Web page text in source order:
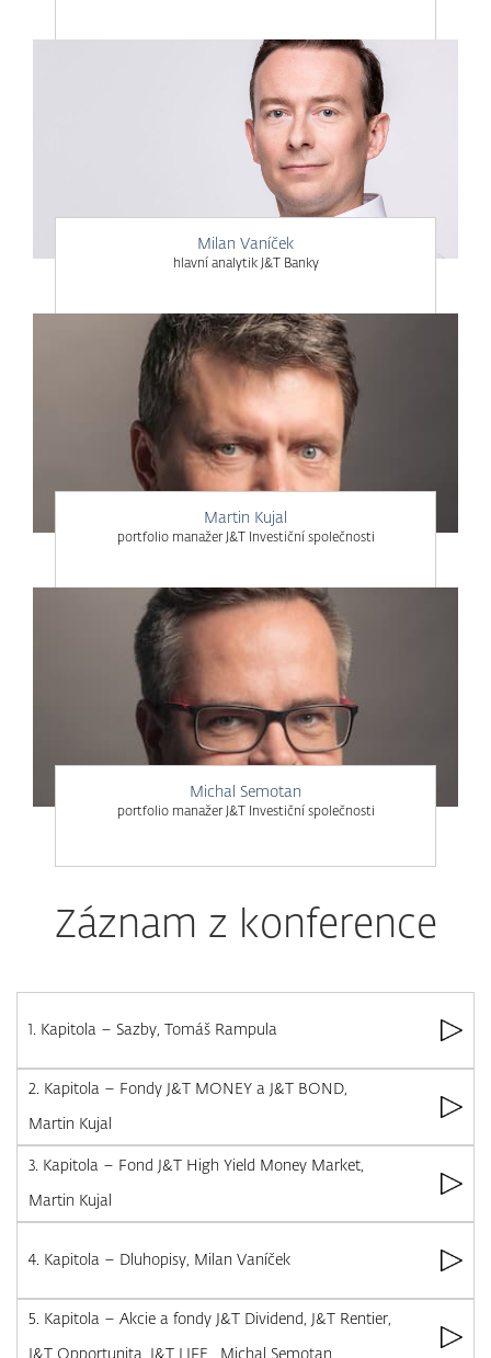
Milan Vaníček
hlavní analytik J&T Banky
Martin Kujal
portfolio manažer J&T Investiční společnosti
Michal Semotan
portfolio manažer J&T Investiční společnosti
Záznam z konference
1. Kapitola – Sazby, Tomáš Rampula
2. Kapitola – Fondy J&T MONEY a J&T BOND,
Martin Kujal
3. Kapitola – Fond J&T High Yield Money Market,
Martin Kujal
4. Kapitola – Dluhopisy, Milan Vaníček
5. Kapitola – Akcie a fondy J&T Dividend, J&T Rentier,
J&T Opportunita, J&T LIFE , Michal Semotan